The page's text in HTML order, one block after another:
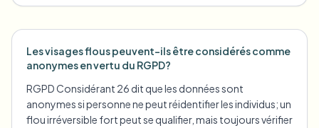
Les visages flous peuvent-ils être considérés comme
anonymes en vertu du RGPD?
RGPD Considérant 26 dit que les données sont
anonymes si personne ne peut réidentifier les individus; un
flou irréversible fort peut se qualifier, mais toujours vérifier